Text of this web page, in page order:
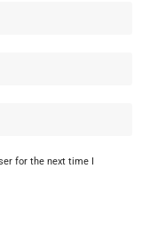
for the next time I